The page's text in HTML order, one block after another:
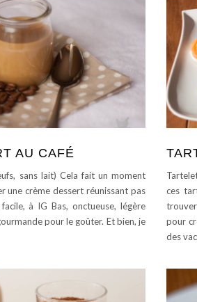
AU CAFÉ
sans lait) Cela fait un moment
une crème dessert réunissant pas
à IG Bas, onctueuse, légère
pour le goûter. Et bien, je
ces
pour
des